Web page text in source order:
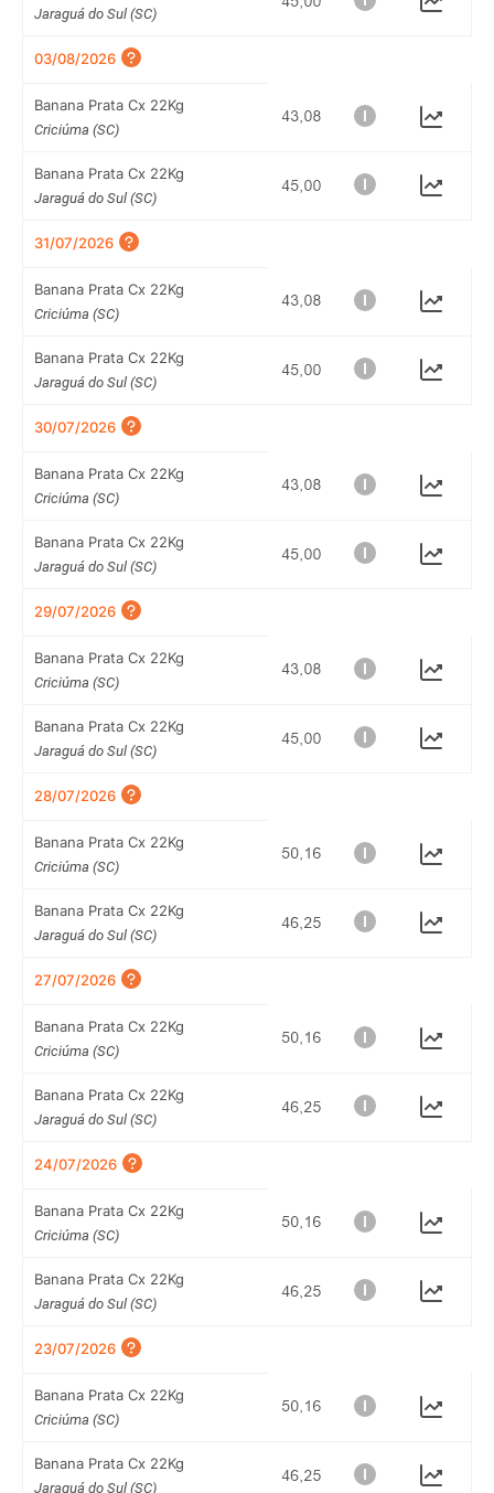
Jaraguá do Sul (SC)
03/08/2026
Banana Prata Cx 22Kg
Criciúma (SC)
Banana Prata Cx 22Kg
Jaraguá do Sul (SC)
31/07/2026
Banana Prata Cx 22Kg
Criciúma (SC)
Banana Prata Cx 22Kg
Jaraguá do Sul (SC)
30/07/2026
Banana Prata Cx 22Kg
Criciúma (SC)
Banana Prata Cx 22Kg
Jaraguá do Sul (SC)
29/07/2026
Banana Prata Cx 22Kg
Criciúma (SC)
Banana Prata Cx 22Kg
Jaraguá do Sul (SC)
28/07/2026
Banana Prata Cx 22Kg
Criciúma (SC)
Banana Prata Cx 22Kg
Jaraguá do Sul (SC)
27/07/2026
Banana Prata Cx 22Kg
Criciúma (SC)
Banana Prata Cx 22Kg
Jaraguá do Sul (SC)
24/07/2026
Banana Prata Cx 22Kg
Criciúma (SC)
Banana Prata Cx 22Kg
Jaraguá do Sul (SC)
23/07/2026
Banana Prata Cx 22Kg
Criciúma (SC)
Banana Prata Cx 22Kg
Jaraguá do Sul (SC)